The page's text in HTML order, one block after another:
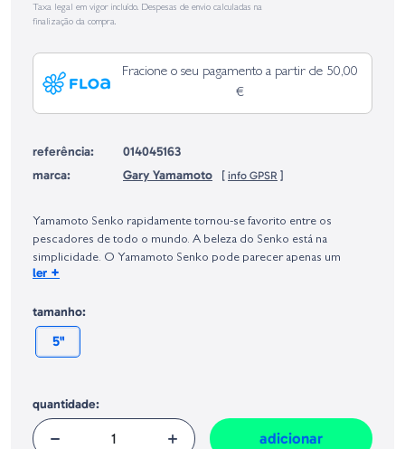
Taxa legal em vigor incluído. Despesas de envio calculadas na
finalização da compra.
Fracione o seu pagamento a partir de 50,00
€
referência:
014045163
marca:
Gary Yamamoto [ info GPSR ]
Geral sobre a Segurança dos Produtos (GPSR):
Yamamoto Senko rapidamente tornou-se favorito entre os
pescadores de todo o mundo. A beleza do Senko está na
simplicidade. O Yamamoto Senko pode parecer apenas um
verme plástico grosso e redondo, mas a taxa de queda criada a
peixes loucos.
ler +
tamanho:
5"
quantidade:
adicionar